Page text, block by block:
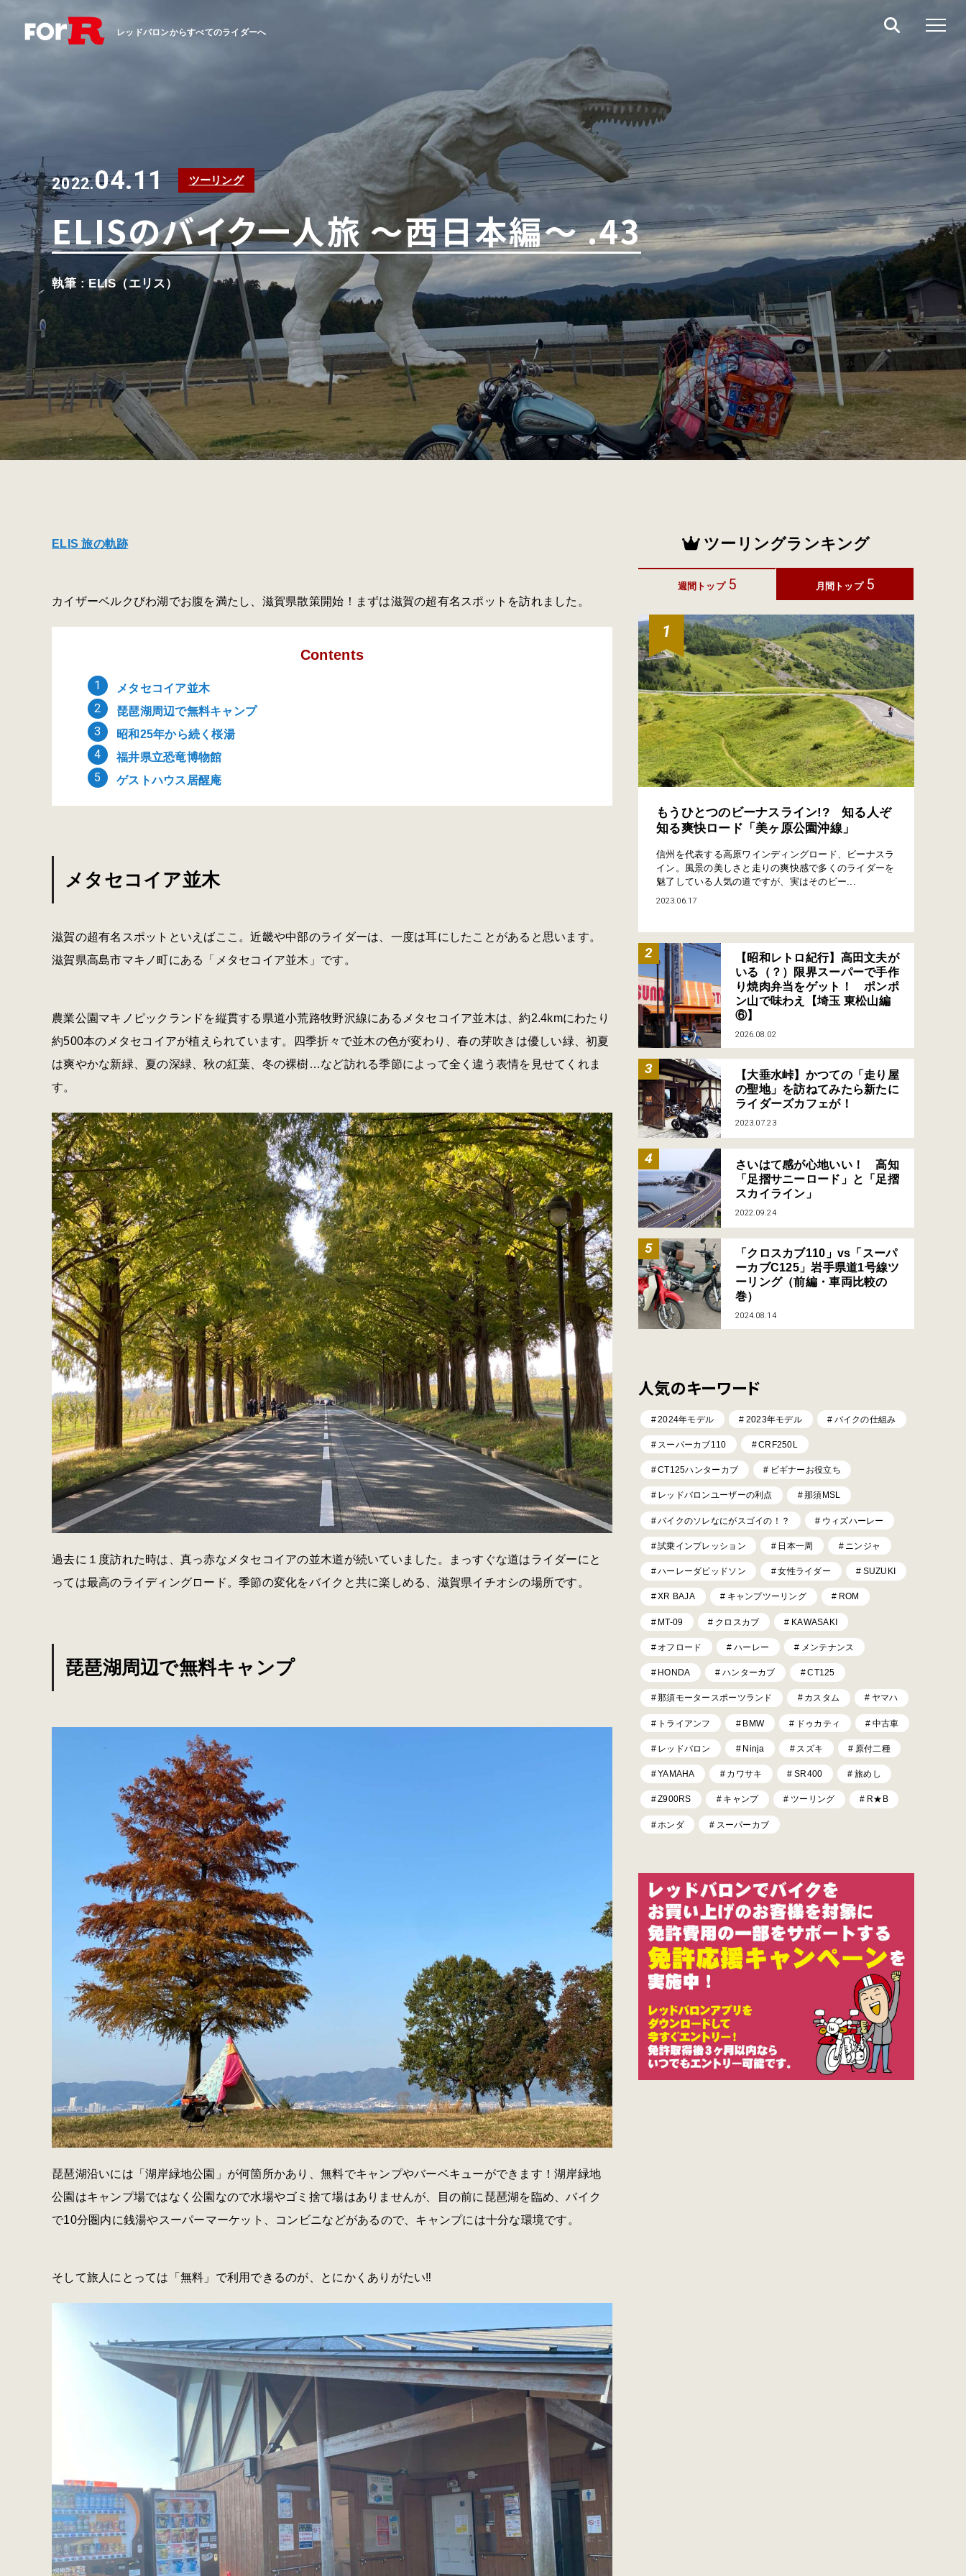
レッドバロンからすべてのライダーへ
2022.04.11 ツーリング
ELISのバイク一人旅 〜西日本編〜 .43
執筆 : ELIS（エリス）
ELIS 旅の軌跡
カイザーベルクびわ湖でお腹を満たし、滋賀県散策開始！まずは滋賀の超有名スポットを訪れました。
Contents
メタセコイア並木
琵琶湖周辺で無料キャンプ
昭和25年から続く桜湯
福井県立恐竜博物館
ゲストハウス居醒庵
メタセコイア並木
滋賀の超有名スポットといえばここ。近畿や中部のライダーは、一度は耳にしたことがあると思います。
滋賀県高島市マキノ町にある
「メタセコイア並木」です。
農業公園マキノピックランドを縦貫する県道小荒路牧野沢線にあるメタセコイア並木は、約2.4kmにわたり
約500本のメタセコイアが植えられています。
四季折々で並木の色が変わり、春の芽吹きは優しい緑、初夏
は爽やかな新緑、夏の深緑、秋の紅葉、冬の裸樹…など訪れる季節によって全く違う表情を見せてくれま
す。
過去に１度訪れた時は、真っ赤なメタセコイアの並木道が続いていました。まっすぐな道はライダーにと
っては最高のライディングロード。季節の変化をバイクと共に楽しめる、滋賀県イチオシの場所です。
琵琶湖周辺で無料キャンプ
琵琶湖沿いには「湖岸緑地公園」が何箇所かあり、無料でキャンプやバーベキューができます！湖岸緑地
公園はキャンプ場ではなく公園なので水場やゴミ捨て場はありませんが、目の前に琵琶湖を臨め、バイク
で10分圏内に銭湯やスーパーマーケット、コンビニなどがあるので、キャンプには十分な環境です。
そして旅人にとっては「無料」で利用できるのが、とにかくありがたい‼︎
ツーリングランキング
週間トップ 5 月間トップ 5
もうひとつのビーナスライン!? 知る人ぞ
知る爽快ロード「美ヶ原公園沖線」
信州を代表する高原ワインディングロード、ビーナスラ
イン。風景の美しさと走りの爽快感で多くのライダーを
魅了している人気の道ですが、実はそのビー...
2023.06.17
【昭和レトロ紀行】高田文夫が
いる（？）限界スーパーで手作
り焼肉弁当をゲット！ ポンポ
ン山で味わえ【埼玉 東松山編
⑥】
2026.08.02
【大垂水峠】かつての「走り屋
の聖地」を訪ねてみたら新たに
ライダーズカフェが！
2023.07.23
さいはて感が心地いい！ 高知
「足摺サニーロード」と「足摺
スカイライン」
2022.09.24
「クロスカブ110」vs「スーパ
ーカブC125」岩手県道1号線ツ
ーリング（前編・車両比較の
巻）
2024.08.14
人気のキーワード
2024年モデル 2023年モデル バイクの仕組み
スーパーカブ110 CRF250L
CT125ハンターカブ ビギナーお役立ち
レッドバロンユーザーの利点 那須MSL
バイクのソレなにがスゴイの！？ ウィズハーレー
試乗インプレッション 日本一周 ニンジャ
ハーレーダビッドソン 女性ライダー SUZUKI
XR BAJA キャンプツーリング ROM
MT-09 クロスカブ KAWASAKI
オフロード ハーレー メンテナンス
HONDA ハンターカブ CT125
那須モータースポーツランド カスタム ヤマハ
トライアンフ BMW ドゥカティ 中古車
レッドバロン Ninja スズキ 原付二種
YAMAHA カワサキ SR400 旅めし
Z900RS キャンプ ツーリング R★B
ホンダ スーパーカブ